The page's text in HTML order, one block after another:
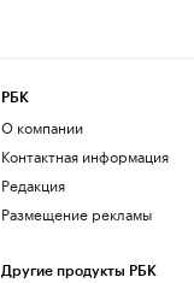
РБК
О компании
Контактная информация
Редакция
Размещение рекламы
Другие продукты РБК